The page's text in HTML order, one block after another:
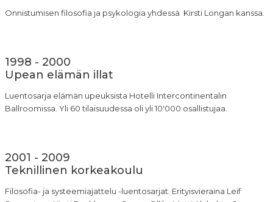
Onnistumisen filosofia ja psykologia yhdessä Kirsti Longan kanssa.
1998 - 2000
Upean elämän illat
Luentosarja elämän upeuksista Hotelli Intercontinentalin
Ballroomissa. Yli 60 tilaisuudessa oli yli 10'000 osallistujaa.
2001 - 2009
Teknillinen korkeakoulu
Filosofia- ja systeemiajattelu -luentosarjat. Erityisvieraina Leif